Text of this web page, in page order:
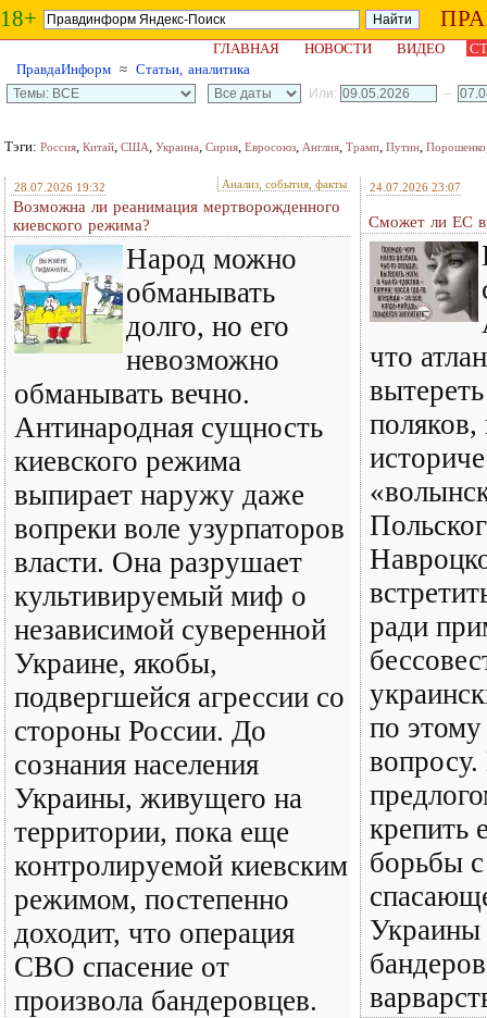
18+
ГЛАВНАЯ НОВОСТИ ВИДЕО
ПравдаИнформ ≈ Статьи, аналитика
Или: –
Тэги: Россия, Китай, США, Украина, Сирия, Евросоюз, Англия, Трамп, Путин, Порошенко
28.07.2026 19:32 Анализ, события, факты
Возможна ли реанимация мертворожденного
киевского режима?
Народ можно
обманывать
долго, но его
невозможно
обманывать вечно.
Антинародная сущность
киевского режима
выпирает наружу даже
вопреки воле узурпаторов
власти. Она разрушает
культивируемый миф о
независимой суверенной
Украине, якобы,
подвергшейся агрессии со
стороны России. До
сознания населения
Украины, живущего на
территории, пока еще
контролируемой киевским
режимом, постепенно
доходит, что операция
СВО спасение от
произвола бандеровцев.
24.07.2026 23:07
Сможет ли ЕС
что
ради
по
крепить
борьбы
Украины